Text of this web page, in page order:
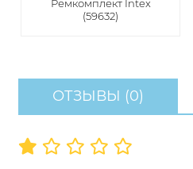
Ремкомплект Intex
(59632)
ОТЗЫВЫ (0)